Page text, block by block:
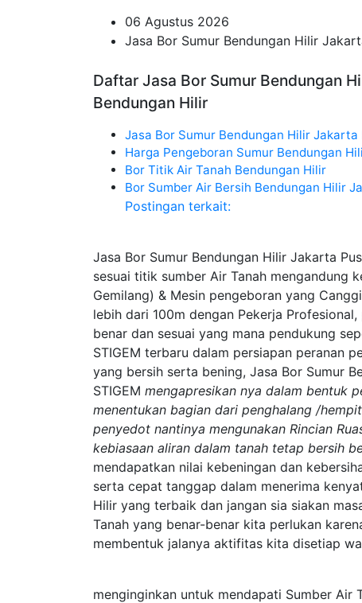
06 Agustus 2026
Jasa Bor Sumur Bendungan Hilir
Daftar Jasa Bor Sumur Bendungan
Bendungan Hilir
Jasa Bor Sumur Bendungan Hilir Jakarta
Harga Pengeboran Sumur Bendungan
Bor Titik Air Tanah Bendungan Hilir
Bor Sumber Air Bersih Bendungan Hilir
Postingan terkait:
Jasa Bor Sumur Bendungan Hilir Jakarta
sesuai titik sumber Air Tanah mengandung
Gemilang) & Mesin pengeboran yang
lebih dari 100m dengan Pekerja
benar dan sesuai yang mana pendukung
STIGEM terbaru dalam persiapan peranan
yang bersih serta bening, Jasa Bor Sumur
STIGEM mengapresikan nya dalam bentuk
menentukan bagian dari penghalang /
penyedot nantinya mengunakan Rincian
kebiasaan aliran dalam tanah tetap bersih
mendapatkan nilai kebeningan dan
serta cepat tanggap dalam menerima
Hilir yang terbaik dan jangan sia siakan
Tanah yang benar-benar kita perlukan
membentuk jalanya aktifitas kita disetiap
menginginkan untuk mendapati Sumber Air